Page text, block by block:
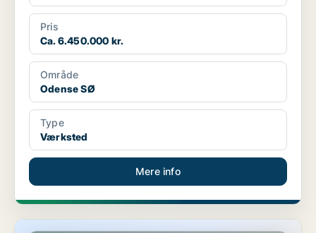
Pris
Ca. 6.450.000 kr.
Område
Odense SØ
Type
Værksted
Mere info
Produktionsejendom i Odense SØ